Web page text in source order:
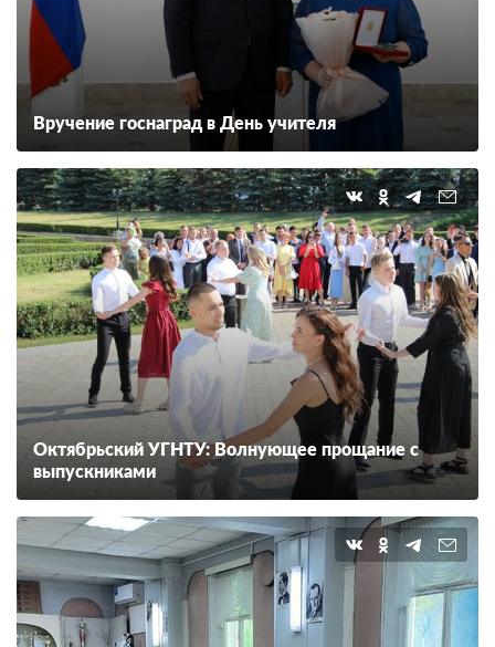
Вручение госнаград в День учителя
Октябрьский УГНТУ: Волнующее прощание с
выпускниками